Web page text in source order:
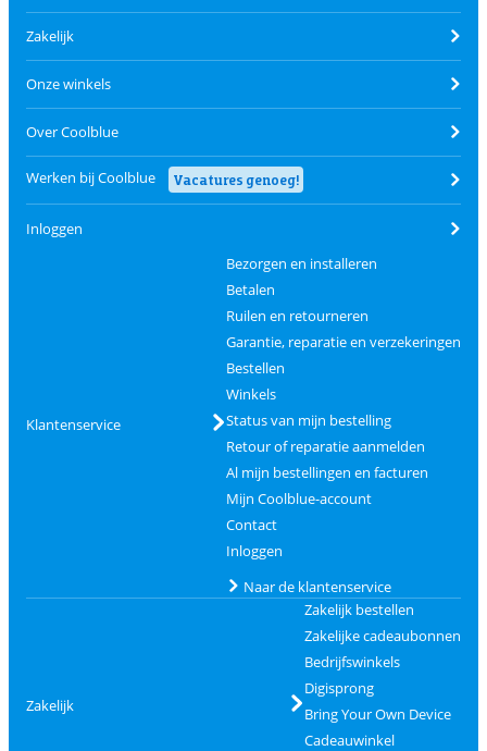
Zakelijk
Onze winkels
Over Coolblue
Werken bij Coolblue Vacatures genoeg!
Inloggen
Klantenservice
Bezorgen en installeren
Betalen
Ruilen en retourneren
Garantie, reparatie en verzekeringen
Bestellen
Winkels
Status van mijn bestelling
Retour of reparatie aanmelden
Al mijn bestellingen en facturen
Mijn Coolblue-account
Contact
Inloggen
Naar de klantenservice
Zakelijk
Zakelijk bestellen
Zakelijke cadeaubonnen
Bedrijfswinkels
Digisprong
Bring Your Own Device
Cadeauwinkel